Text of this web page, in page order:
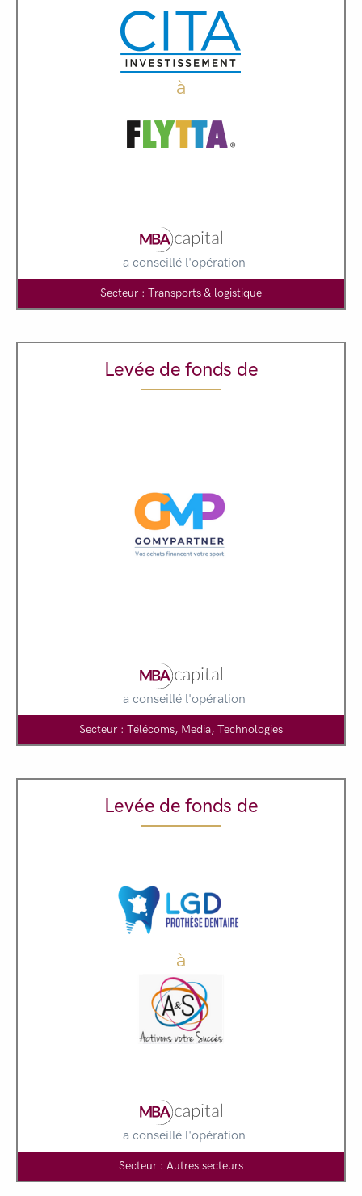
à
a conseillé l'opération
Secteur : Transports & logistique
Levée de fonds de
a conseillé l'opération
Secteur : Télécoms, Media, Technologies
Levée de fonds de
à
a conseillé l'opération
Secteur : Autres secteurs